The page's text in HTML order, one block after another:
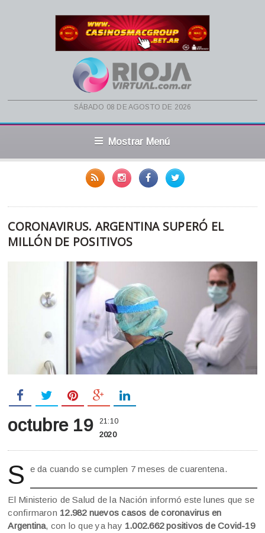
sábado 08 de agosto de 2026
Mostrar Menú
CORONAVIRUS. ARGENTINA SUPERÓ EL
MILLÓN DE POSITIVOS
octubre 19 21:10
2020
S e da cuando se cumplen 7 meses de cuarentena.
El Ministerio de Salud de la Nación informó este lunes que se
confirmaron 12.982 nuevos casos de coronavirus en
Argentina, con lo que ya hay 1.002.662 positivos de Covid-19